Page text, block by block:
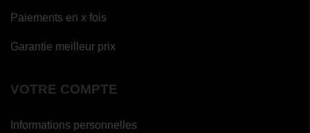
Paiements en x fois
Garantie meilleur prix
VOTRE COMPTE
Informations personnelles